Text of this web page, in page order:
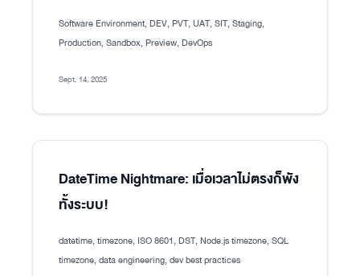
Software Environment, DEV, PVT, UAT, SIT, Staging,
Production, Sandbox, Preview, DevOps
Sept. 14, 2025
DateTime Nightmare: เมื่อเวลาไม่ตรงก็พัง
ทั้งระบบ!
datetime, timezone, ISO 8601, DST, Node.js timezone, SQL
timezone, data engineering, dev best practices